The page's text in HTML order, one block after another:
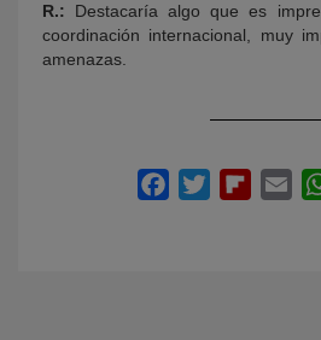
R.: Destacaría algo que es
coordinación internacional, muy
amenazas.